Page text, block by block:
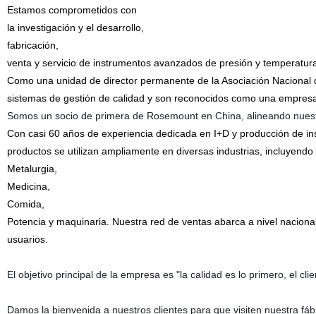
Estamos comprometidos con
la investigación y el desarrollo,
fabricación,
venta y servicio de instrumentos avanzados de presión y
Como una unidad de director permanente de la Asociación
sistemas de gestión de calidad y son reconocidos como una
Somos un socio de primera de Rosemount en China, alineando
Con casi 60 años de experiencia dedicada en I+D y producción de
productos se utilizan ampliamente en diversas industrias,
Metalurgia,
Medicina,
Comida,
Potencia y maquinaria. Nuestra red de ventas abarca a nivel
usuarios.
El objetivo principal de la empresa es "la calidad es lo primero, el
Damos la bienvenida a nuestros clientes para que visiten nuestra